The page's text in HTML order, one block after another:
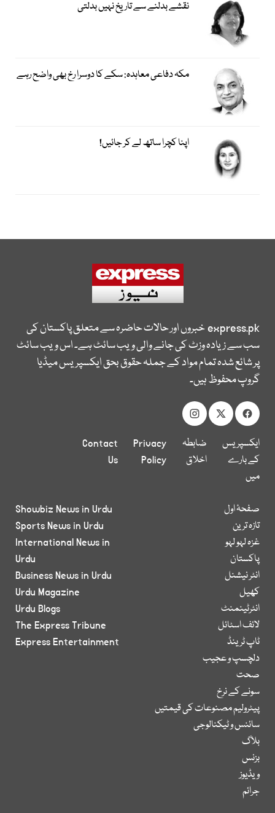
نقشے بدلنے سے تاریخ نہیں بدلتی
مکہ دفاعی معاہدہ: سکے کا دوسرا رخ بھی واضح رہے
اپنا کچرا ساتھ لے کر جائیں!
express.pkخبروں اور حالات حاضرہ سے متعلق پاکستان کی
سب سے زیادہ وزٹ کی جانے والی ویب سائٹ ہے۔ اس ویب سائٹ
پر شائع شدہ تمام مواد کے جملہ حقوق بحق ایکسپریس میڈیا
گروپ محفوظ ہیں۔
ایکسپریس
کے بارے
میں
ضابطہ
اخلاق
Privacy
Policy
Contact
Us
صفحۂ اول
تازہ ترین
غزہ لہو لہو
پاکستان
انٹر نیشنل
کھیل
انٹرٹینمنٹ
لائف اسٹائل
ٹاپ ٹرینڈ
دلچسپ و عجیب
صحت
سونے کے نرخ
پیٹرولیم مصنوعات کی قیمتیں
سائنس و ٹیکنالوجی
بلاگ
بزنس
ویڈیوز
جرائم
Showbiz News in Urdu
Sports News in Urdu
International News in
Urdu
Business News in Urdu
Urdu Magazine
Urdu Blogs
The Express Tribune
Express Entertainment